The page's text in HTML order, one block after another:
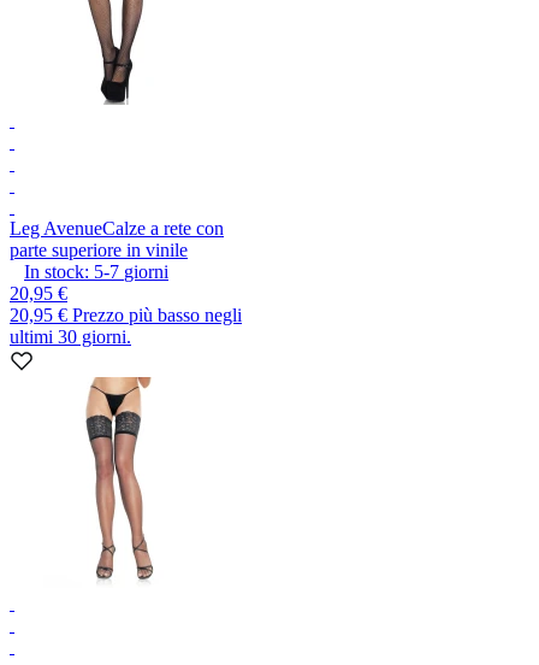
Leg AvenueCalze a rete con
parte superiore in vinile
In stock: 5-7 giorni
20,95 €
20,95 € Prezzo più basso negli
ultimi 30 giorni.